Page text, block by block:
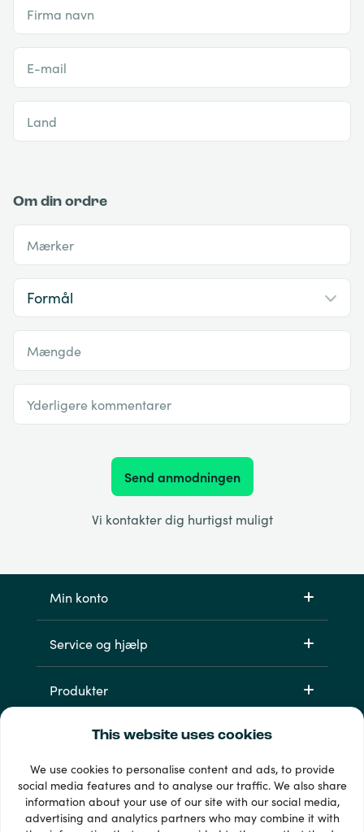
This website uses cookies
We use cookies to personalise content and ads, to provide
social media features and to analyse our traffic. We also share
information about your use of our site with our social media,
advertising and analytics partners who may combine it with
Firma navn
E-mail
Land
Om din ordre
Mærker
Mængde
Yderligere kommentarer
Send anmodningen
Vi kontakter dig hurtigst muligt
Min konto
Service og hjælp
Produkter